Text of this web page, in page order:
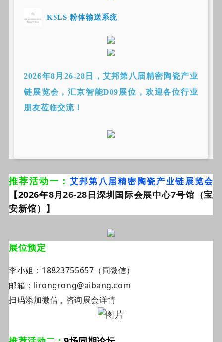
13 KSLS 粉体输送系统
2026年8月26-28日，艾邦第八届精密陶瓷产业
链展览会，汇京智能D09 展位 ，欢迎各位行业
朋友莅临交流！
推荐活动一： 艾邦第八届精密陶瓷产业链展览会
【2026年8月26-28日深圳国际会展中心7号馆（宝
安新馆）】
展位预定
李小姐：18823755657（同微信）
邮箱： lirongrong@aibang.com
扫码添加微信，咨询展会详情